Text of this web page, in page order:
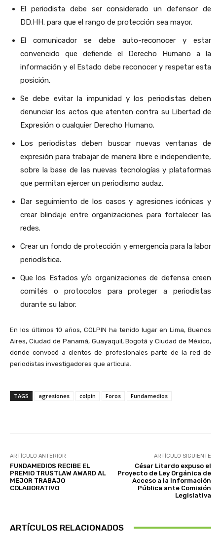
El periodista debe ser considerado un defensor de
DD.HH. para que el rango de protección sea mayor.
El comunicador se debe auto-reconocer y estar
convencido que defiende el Derecho Humano a la
información y el Estado debe reconocer y respetar esta
posición.
Se debe evitar la impunidad y los periodistas deben
denunciar los actos que atenten contra su Libertad de
Expresión o cualquier Derecho Humano.
Los periodistas deben buscar nuevas ventanas de
expresión para trabajar de manera libre e independiente,
sobre la base de las nuevas tecnologías y plataformas
que permitan ejercer un periodismo audaz.
Dar seguimiento de los casos y agresiones icónicas y
crear blindaje entre organizaciones para fortalecer las
redes.
Crear un fondo de protección y emergencia para la labor
periodística.
Que los Estados y/o organizaciones de defensa creen
comités o protocolos para proteger a periodistas
durante su labor.
En los últimos 10 años, COLPIN ha tenido lugar en Lima, Buenos
Aires, Ciudad de Panamá, Guayaquil, Bogotá y Ciudad de México,
donde convocó a cientos de profesionales parte de la red de
periodistas investigadores que articula.
TAGS agresiones colpin Foros Fundamedios
ARTÍCULO ANTERIOR
FUNDAMEDIOS RECIBE EL
PREMIO TRUSTLAW AWARD AL
MEJOR TRABAJO
COLABORATIVO
ARTÍCULO SIGUIENTE
César Litardo expuso el
Proyecto de Ley Orgánica de
Acceso a la Información
Pública ante Comisión
Legislativa
ARTÍCULOS RELACIONADOS